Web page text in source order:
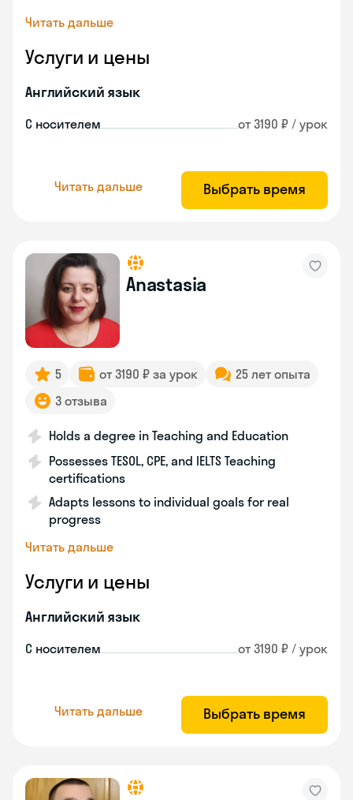
Читать дальше
Услуги и цены
Английский язык
С носителем от 3190 ₽ / урок
Читать дальше Выбрать время
Anastasia
5 от 3190 ₽ за урок
25 лет опыта
3 отзыва
Holds a degree in Teaching and Education
Possesses TESOL, CPE, and IELTS Teaching
certifications
Adapts lessons to individual goals for real
progress
Читать дальше
Услуги и цены
Английский язык
С носителем от 3190 ₽ / урок
Читать дальше Выбрать время